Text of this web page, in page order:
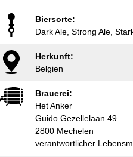
Biersorte:
Dark Ale, Strong Ale,
Herkunft:
Belgien
Brauerei:
Het Anker
Guido Gezellelaan 49
2800 Mechelen
verantwortlicher